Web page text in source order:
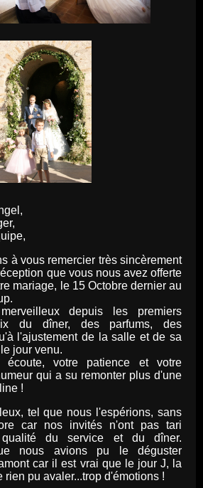
à vous remercier très sincèrement
que vous nous avez offerte
mariage, le 15 Octobre dernier au
depuis les premiers
du dîner, des parfums, des
l'ajustement de la salle et de sa
jour venu.
écoute, votre patience et votre
qui a su remonter plus d'une
!
tel que nous l'espérions, sans
car nos invités n'ont pas tari
du service et du dîner.
nous avions pu le déguster
car il est vrai que le jour J, la
rien pu avaler...trop d'émotions !